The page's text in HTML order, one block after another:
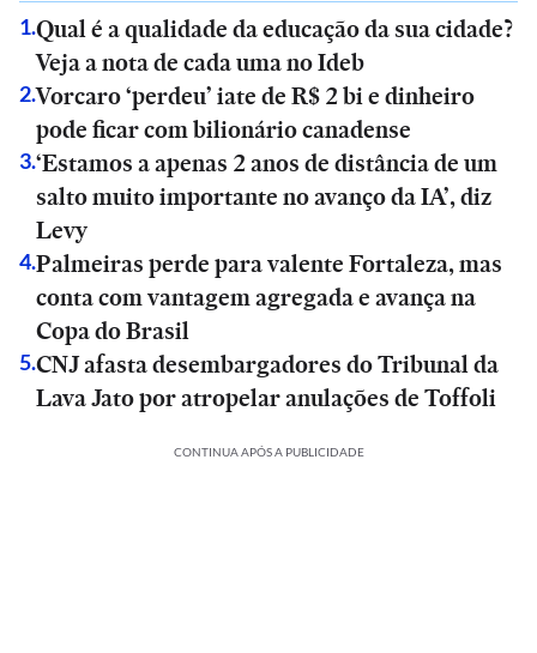
1.Qual é a qualidade da educação da sua cidade?
Veja a nota de cada uma no Ideb
2.Vorcaro ‘perdeu’ iate de R$ 2 bi e dinheiro
pode ficar com bilionário canadense
3.‘Estamos a apenas 2 anos de distância de um
salto muito importante no avanço da IA’, diz
Levy
4.Palmeiras perde para valente Fortaleza, mas
conta com vantagem agregada e avança na
Copa do Brasil
5.CNJ afasta desembargadores do Tribunal da
Lava Jato por atropelar anulações de Toffoli
CONTINUA APÓS A PUBLICIDADE